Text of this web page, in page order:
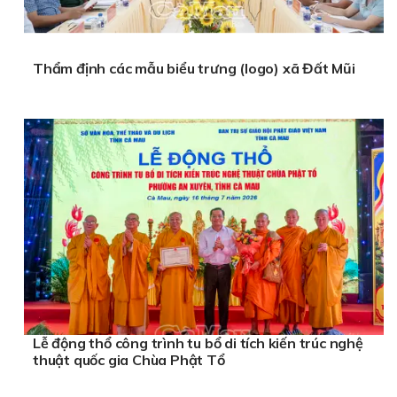
Thẩm định các mẫu biểu trưng (logo) xã Đất Mũi
Lễ động thổ công trình tu bổ di tích kiến trúc nghệ
thuật quốc gia Chùa Phật Tổ